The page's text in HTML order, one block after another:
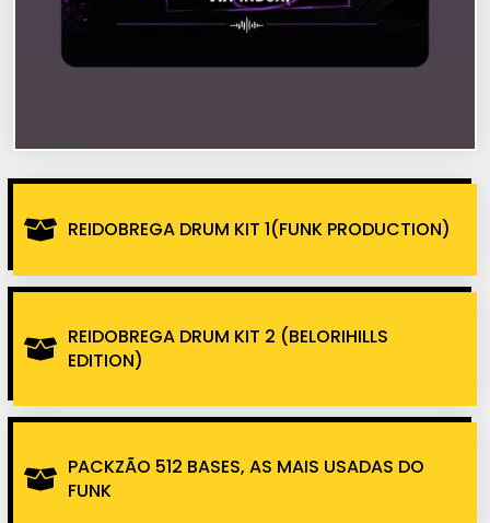
REIDOBREGA DRUM KIT 1(FUNK PRODUCTION)
REIDOBREGA DRUM KIT 2 (BELORIHILLS
EDITION)
PACKZÃO 512 BASES, AS MAIS USADAS DO
FUNK